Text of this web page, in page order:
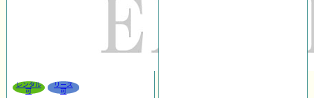
レンタル
可
リース
可